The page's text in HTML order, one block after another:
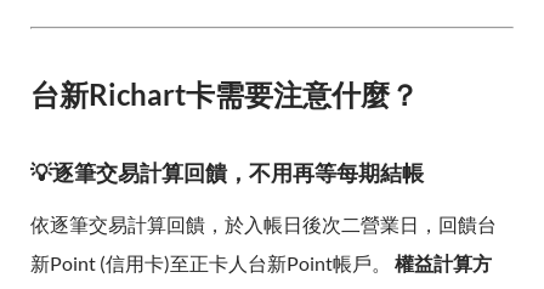
台新Richart卡需要注意什麼？
💡逐筆交易計算回饋，不用再等每期結帳
依逐筆交易計算回饋，於入帳日後次二營業日，回饋台
新Point (信用卡)至正卡人台新Point帳戶。 權益計算方